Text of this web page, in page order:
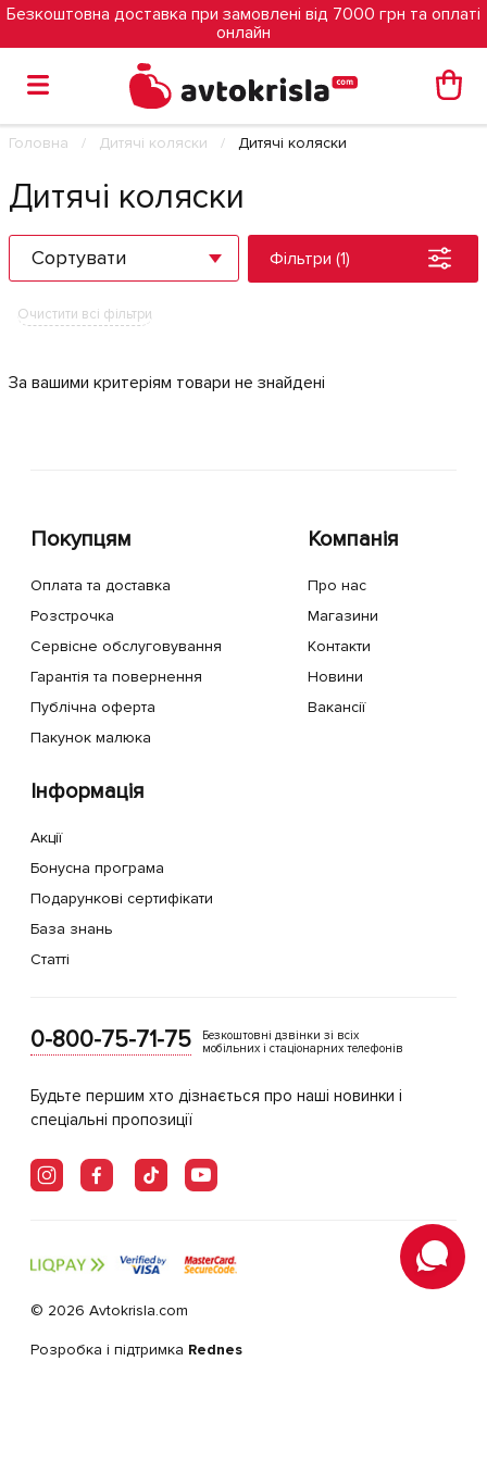
Безкоштовна доставка при замовлені від 7000 грн та оплаті
онлайн
Головна Дитячі коляски Дитячі коляски
Дитячі коляски
Сортувати Фільтри (1)
Очистити всі фільтри
За вашими критеріям товари не знайдені
Покупцям
Оплата та доставка
Розстрочка
Сервісне обслуговування
Гарантія та повернення
Публічна оферта
Пакунок малюка
Компанія
Про нас
Магазини
Контакти
Новини
Вакансії
Інформація
Акції
Бонусна програма
Подарункові сертифікати
База знань
Статті
0-800-75-71-75
Безкоштовні дзвінки зі всіх
мобільних і стаціонарних телефонів
Будьте першим хто дізнається про наші новинки і
спеціальні пропозиції
© 2026 Avtokrisla.com
Розробка і підтримка Rednes